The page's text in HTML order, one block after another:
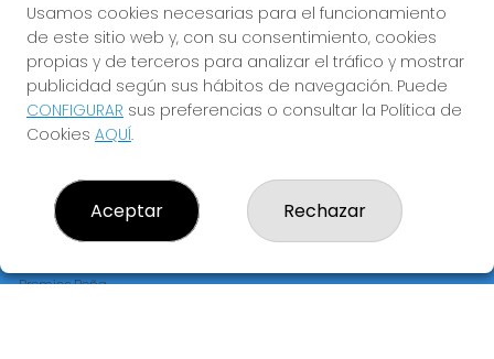
LOTERÍA PRECIADOS "EL JOROBADO DE LA SUERTE"
¿Quiénes somos?
Comprar lotería
Resultados
Contacto
Premios Peña
Usamos cookies necesarias para el funcionamiento
de este sitio web y, con su consentimiento, cookies
propias y de terceros para analizar el tráfico y mostrar
publicidad según sus hábitos de navegación. Puede
CONFIGURAR sus preferencias o consultar la Política de
Cookies AQUÍ.
Aceptar Rechazar